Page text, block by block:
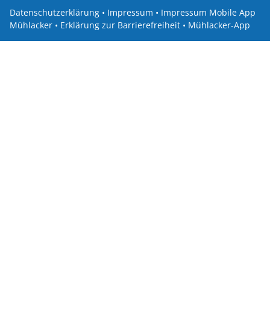
Datenschutzerklärung • Impressum • Impressum Mobile App
Mühlacker • Erklärung zur Barrierefreiheit • Mühlacker-App